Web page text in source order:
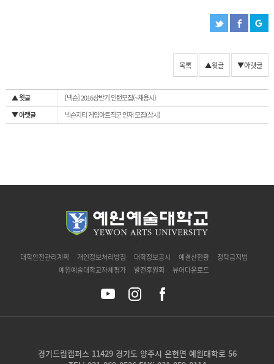
목록 ▲윗글 ▼아랫글
▲ 윗글
[넥슨] 2016상반기 인턴모집(~채용시)
▼ 아랫글
넥슨지티 게임아트직군 인재 모집(상시)
대학안전관리계획 개인정보처리방침 대학정보공시 예결산현황
청탁금지법
예원예술대학교자체평가
발전후원회 뷰어다운로드
경기드림캠퍼스 11429 경기도 양주시 은현면 예원대학로 56